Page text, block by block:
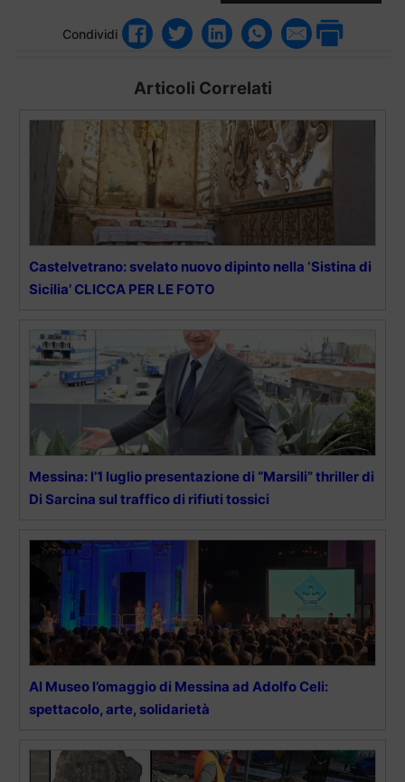
Condividi
Articoli Correlati
Castelvetrano: svelato nuovo dipinto nella ‘Sistina di
Sicilia’ CLICCA PER LE FOTO
Messina: l’1 luglio presentazione di “Marsili” thriller di
Di Sarcina sul traffico di rifiuti tossici
Al Museo l’omaggio di Messina ad Adolfo Celi:
spettacolo, arte, solidarietà